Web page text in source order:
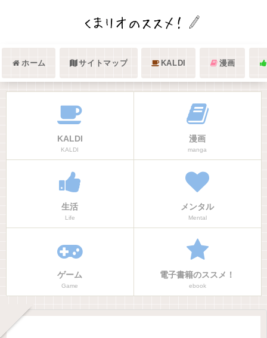
ホーム サイトマップ KALDI 漫画
KALDI
KALDI
漫画
manga
生活
Life
メンタル
Mental
ゲーム
Game
電子書籍のススメ！
ebook